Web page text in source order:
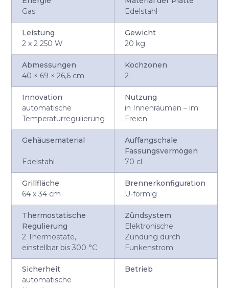
Gas
Edelstahl
Leistung
2 x 2 250 W
Gewicht
20 kg
Abmessungen
40 × 69 × 26,6 cm
Kochzonen
2
Innovation
automatische
Temperaturregulierung
Nutzung
in Innenräumen – im
Freien
Gehäusematerial
Edelstahl
Auffangschale
Fassungsvermögen
70 cl
Grillfläche
64 x 34 cm
Brennerkonfiguration
U-förmig
Thermostatische
Regulierung
2 Thermostate,
einstellbar bis 300 °C
Zündsystem
Elektronische
Zündung durch
Funkenstrom
Sicherheit
automatische
Betrieb